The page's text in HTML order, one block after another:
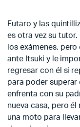
Futaro y las
es otra vez su
los exámenes,
ante Itsuki y le
regresar con él si
para poder superar
enfrenta con su
nueva casa, pero
una moto para